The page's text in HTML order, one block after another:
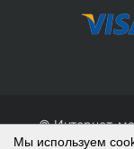
© Интернет-
Мы используем